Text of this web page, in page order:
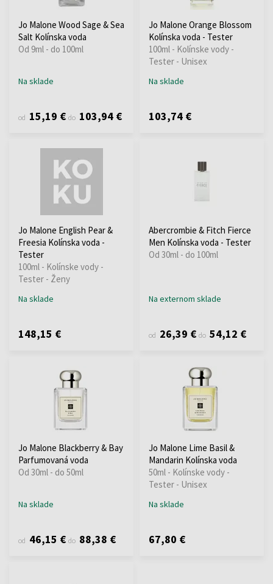
Jo Malone Wood Sage & Sea
Salt Kolínska voda
Od 9ml - do 100ml
Na sklade
od 15,19 € do 103,94 €
Jo Malone Orange Blossom
Kolínska voda - Tester
100ml - Kolínske vody -
Tester - Unisex
Na sklade
103,74 €
Jo Malone English Pear &
Freesia Kolínska voda -
Tester
100ml - Kolínske vody -
Tester - Ženy
Na sklade
148,15 €
Abercrombie & Fitch Fierce
Men Kolínska voda - Tester
Od 30ml - do 100ml
Na externom sklade
od 26,39 € do 54,12 €
Jo Malone Blackberry & Bay
Parfumovaná voda
Od 30ml - do 50ml
Na sklade
od 46,15 € do 88,38 €
Jo Malone Lime Basil &
Mandarin Kolínska voda
50ml - Kolínske vody -
Tester - Unisex
Na sklade
67,80 €